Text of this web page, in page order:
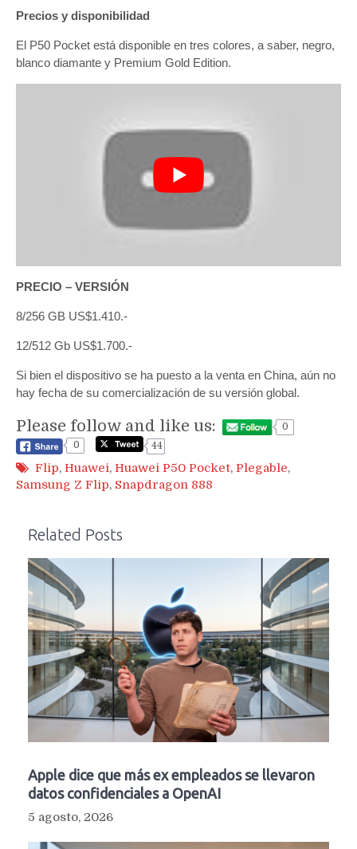
Precios y disponibilidad
El P50 Pocket está disponible en tres colores, a saber, negro,
blanco diamante y Premium Gold Edition.
PRECIO – VERSIÓN
8/256 GB US$1.410.-
12/512 Gb US$1.700.-
Si bien el dispositivo se ha puesto a la venta en China, aún no
hay fecha de su comercialización de su versión global.
Please follow and like us:
0
0
44
Flip, Huawei, Huawei P50 Pocket, Plegable,
Samsung Z Flip, Snapdragon 888
Related Posts
Apple dice que más ex empleados se llevaron
datos confidenciales a OpenAI
5 agosto, 2026